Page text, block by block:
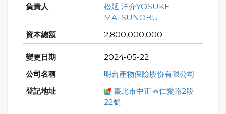
松延 洋介YOSUKE
MATSUNOBU
2,800,000,000
2024-05-22
明台產物保險股份有限公司
臺北市中正區仁愛路2段
22號